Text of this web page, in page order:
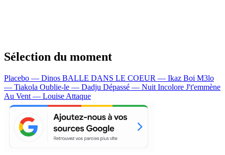
Sélection du moment
Placebo — Dinos BALLE DANS LE COEUR — Ikaz Boi M3lo
— Tiakola Oublie-le — Dadju Dépassé — Nuit Incolore J't'emmène
Au Vent — Louise Attaque